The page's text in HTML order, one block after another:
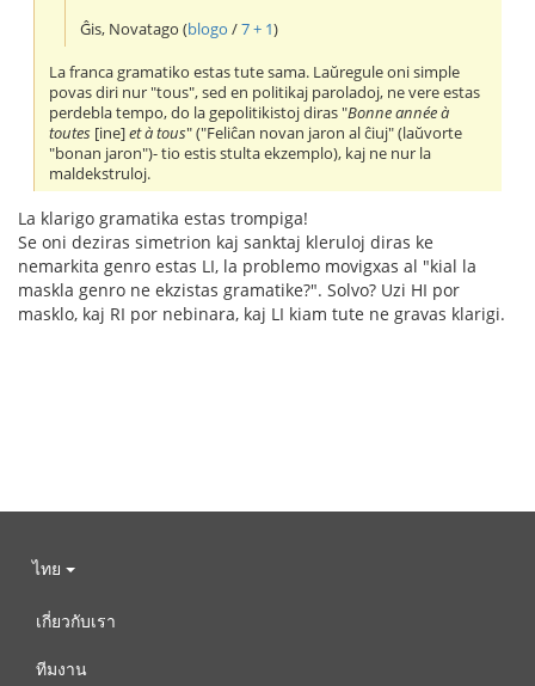
Ĝis, Novatago (blogo /7 + 1)
La franca gramatiko estas tute sama. Laŭregule oni simple
povas diri nur "tous", sed en politikaj paroladoj, ne vere estas
perdebla tempo, do la gepolitikistoj diras "Bonne année à
toutes [ine]et à tous" ("Feliĉan novan jaron al ĉiuj" (laŭvorte
"bonan jaron")- tio estis stulta ekzemplo), kaj ne nur la
maldekstruloj.
La klarigo gramatika estas trompiga!
Se oni deziras simetrion kaj sanktaj kleruloj diras ke
nemarkita genro estas LI, la problemo movigxas al "kial la
maskla genro ne ekzistas gramatike?". Solvo? Uzi HI por
masklo, kaj RI por nebinara, kaj LI kiam tute ne gravas klarigi.
ไทย
เกี่ยวกับเรา
ทีมงาน